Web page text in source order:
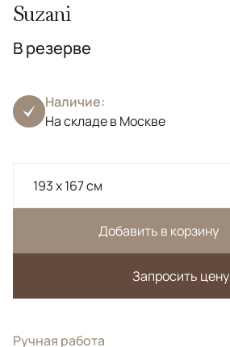
Suzani
В резерве
Наличие:
На складе в Москве
193 x 167 см
Добавить в корзину
Запросить цену
Ручная работа